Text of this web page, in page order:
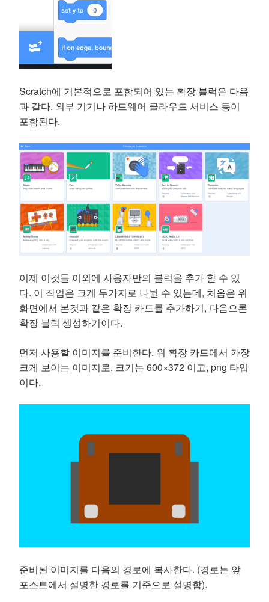
Scratch에 기본적으로 포함되어 있는 확장 블럭은 다음
과 같다. 외부 기기나 하드웨어 클라우드 서비스 등이
포함된다.
이제 이것들 이외에 사용자만의 블럭을 추가 할 수 있
다. 이 작업은 크게 두가지로 나뉠 수 있는데, 처음은 위
화면에서 본것과 같은 확장 카드를 추가하기, 다음으론
확장 블럭 생성하기이다.
먼저 사용할 이미지를 준비한다. 위 확장 카드에서 가장
크게 보이는 이미지로, 크기는 600×372 이고, png 타입
이다.
준비된 이미지를 다음의 경로에 복사한다. (경로는 앞
포스트에서 설명한 경로를 기준으로 설명함).